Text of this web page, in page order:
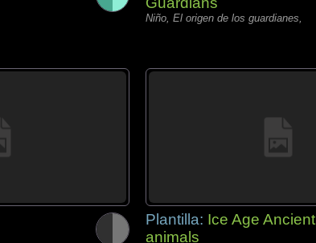
Niño, El origen de los guardianes,
Plantilla: Ice Age Ancient
animals